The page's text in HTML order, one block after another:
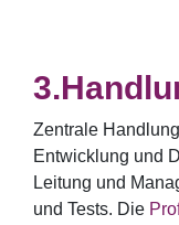
Zentrale
Entwicklung und
Leitung und
und Tests. Die